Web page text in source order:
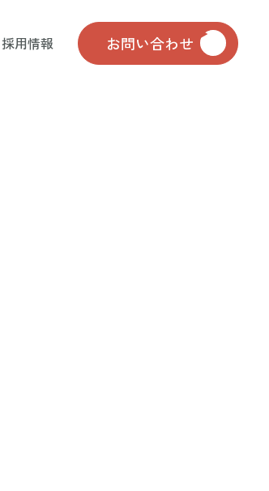
採用情報 お問い合わせ